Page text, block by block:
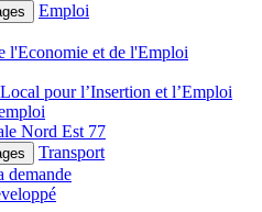
Emploi
l'Economie et de l'Emploi
pour l’Insertion et l’Emploi
Nord Est 77
Transport
demande